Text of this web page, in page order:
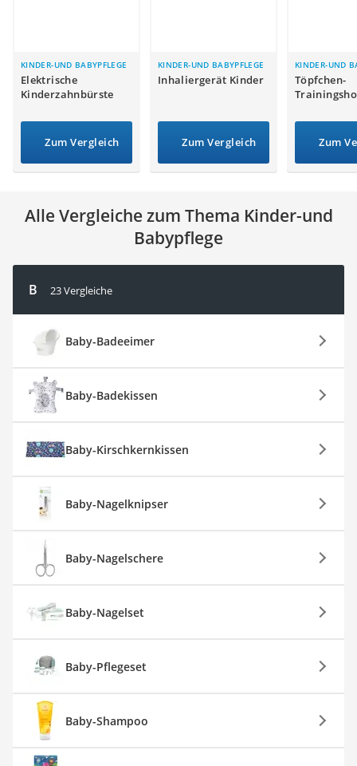
Ferngesteuerter Hubschrauber
Service
KINDER-UND BABYPFLEGE
Elektrische
Kinderzahnbürste
Zum Vergleich
KINDER-UND BABYPFLEGE
Inhaliergerät Kinder
Zum Vergleich
KINDER-UND
Töpfchen-
Zum
Alle Vergleiche zum Thema Kinder-und
Babypflege
B 23 Vergleiche
Baby-Badeeimer
Baby-Badekissen
Baby-Kirschkernkissen
Baby-Nagelknipser
Baby-Nagelschere
Baby-Nagelset
Baby-Pflegeset
Baby-Shampoo